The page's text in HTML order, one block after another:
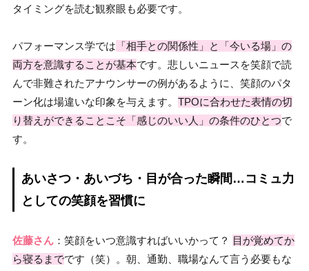
タイミングを読む観察眼も必要です。
パフォーマンス学では 「相手との関係性」と「今いる場」の
両方を意識することが基本です。悲しいニュースを笑顔で読
んで非難されたアナウンサーの例があるように、笑顔のパタ
ーン化は場違いな印象を与えます。 TPOに合わせた表情の切
り替えができることこそ「感じのいい人」の条件のひとつで
す。
あいさつ・あいづち・目が合った瞬間…コミュ力
としての笑顔を習慣に
佐藤さん ：笑顔をいつ意識すればいいかって？ 目が覚めてか
ら寝るまでです（笑）。朝、通勤、職場なんて言う必要もな